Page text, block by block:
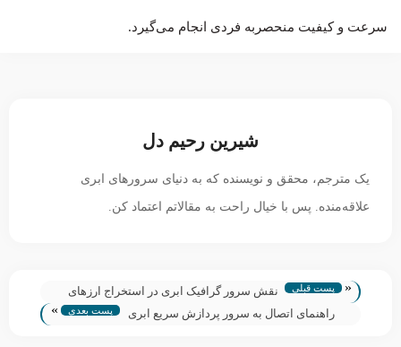
سرعت و کیفیت منحصربه فردی انجام می‌گیرد.
شیرین رحیم دل
یک مترجم، محقق و نویسنده که به دنیای سرورهای ابری
علاقه‌منده. پس با خیال راحت به مقالاتم اعتماد کن.
« پست قبلی
نقش سرور گرافیک ابری در استخراج ارزهای
دیجیتال
راهنمای اتصال به سرور پردازش سریع ابری پست بعدی »